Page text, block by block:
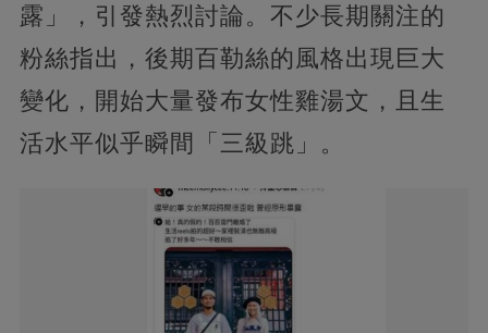
露」，引發熱烈討論。不少長期關注的
粉絲指出，後期百勒絲的風格出現巨大
變化，開始大量發布女性雞湯文，且生
活水平似乎瞬間「三級跳」。